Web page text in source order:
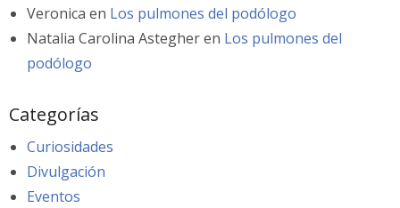
Veronica en Los pulmones del podólogo
Natalia Carolina Astegheren Los pulmones del
podólogo
Categorías
Curiosidades
Divulgación
Eventos